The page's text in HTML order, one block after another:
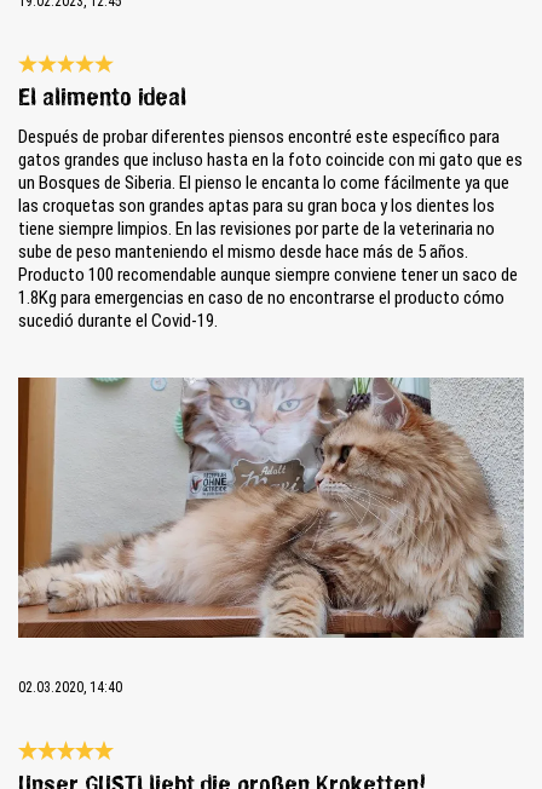
Reseña con calificación de 5 de 5 estrellas
El alimento ideal
Después de probar diferentes piensos encontré este específico para
gatos grandes que incluso hasta en la foto coincide con mi gato que es
un Bosques de Siberia. El pienso le encanta lo come fácilmente ya que
las croquetas son grandes aptas para su gran boca y los dientes los
tiene siempre limpios. En las revisiones por parte de la veterinaria no
sube de peso manteniendo el mismo desde hace más de 5 años.
Producto 100 recomendable aunque siempre conviene tener un saco de
1.8Kg para emergencias en caso de no encontrarse el producto cómo
sucedió durante el Covid-19.
Bildergalerie überspringen
02.03.2020, 14:40
Reseña con calificación de 5 de 5 estrellas